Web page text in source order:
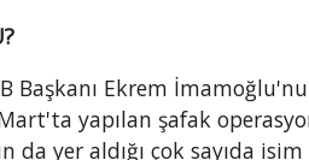
Başkanı Ekrem
yapılan şafak
da yer aldığı çok sayıda